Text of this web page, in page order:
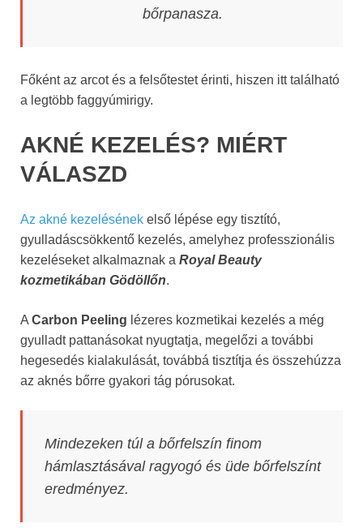
bőrpanasza.
Főként az arcot és a felsőtestet érinti, hiszen itt található
a legtöbb faggyúmirigy.
AKNÉ KEZELÉS? MIÉRT
VÁLASZD
Az akné kezelésének első lépése egy tisztító,
gyulladáscsökkentő kezelés, amelyhez professzionális
kezeléseket alkalmaznak a Royal Beauty
kozmetikában Gödöllőn.
A Carbon Peeling lézeres kozmetikai kezelés a még
gyulladt pattanásokat nyugtatja, megelőzi a további
hegesedés kialakulását, továbbá tisztítja és összehúzza
az aknés bőrre gyakori tág pórusokat.
Mindezeken túl a bőrfelszín finom
hámlasztásával ragyogó és üde bőrfelszínt
eredményez.